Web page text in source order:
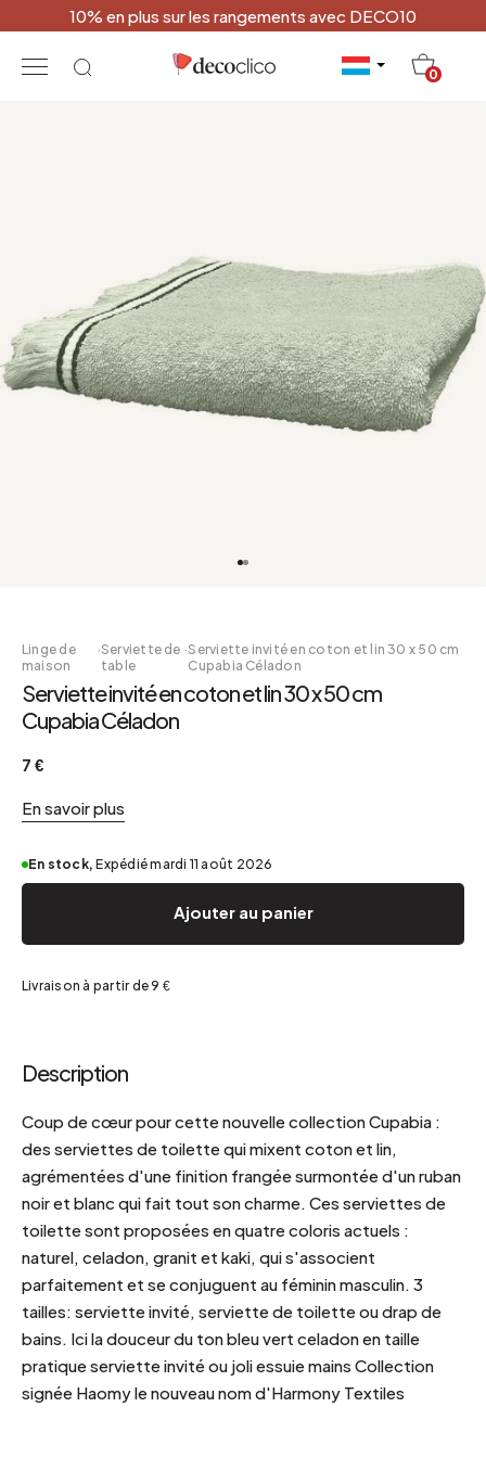
10% en plus sur les rangements avec DECO10
0
Linge de
maison
·Serviette de
table
·Serviette invité en coton et lin 30 x 50 cm
Cupabia Céladon
Serviette invité en coton et lin 30 x 50 cm
Cupabia Céladon
7 €
En savoir plus
En stock, Expédié mardi 11 août 2026
Ajouter au panier
Livraison à partir de 9 €
Description
Coup de cœur pour cette nouvelle collection Cupabia :
des serviettes de toilette qui mixent coton et lin,
agrémentées d'une finition frangée surmontée d'un ruban
noir et blanc qui fait tout son charme. Ces serviettes de
toilette sont proposées en quatre coloris actuels :
naturel, celadon, granit et kaki, qui s'associent
parfaitement et se conjuguent au féminin masculin. 3
tailles: serviette invité, serviette de toilette ou drap de
bains. Ici la douceur du ton bleu vert celadon en taille
pratique serviette invité ou joli essuie mains Collection
signée Haomy le nouveau nom d'Harmony Textiles